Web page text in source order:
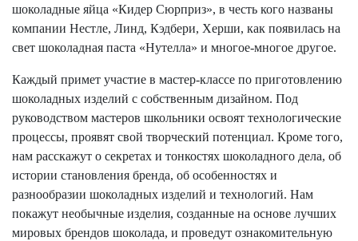
шоколадные яйца «Кидер Сюрприз», в честь кого названы
компании Нестле, Линд, Кэдбери, Херши, как появилась на
свет шоколадная паста «Нутелла» и многое-многое другое.
Каждый примет участие в мастер-классе по приготовлению
шоколадных изделий с собственным дизайном. Под
руководством мастеров школьники освоят технологические
процессы, проявят свой творческий потенциал. Кроме того,
нам расскажут о секретах и тонкостях шоколадного дела, об
истории становления бренда, об особенностях и
разнообразии шоколадных изделий и технологий. Нам
покажут необычные изделия, созданные на основе лучших
мировых брендов шоколада, и проведут ознакомительную